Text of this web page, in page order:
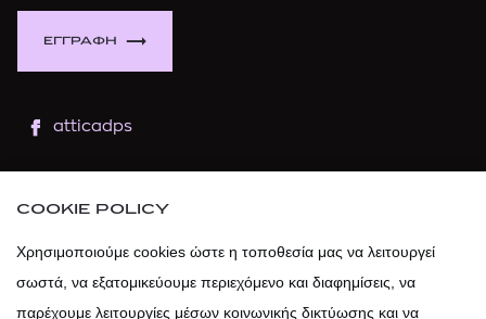
ΕΓΓΡΑΦΗ
atticadps
atticadps
COOKIE POLICY
Χρησιμοποιούμε cookies ώστε η τοποθεσία μας να λειτουργεί
σωστά, να εξατομικεύουμε περιεχόμενο και διαφημίσεις, να
παρέχουμε λειτουργίες μέσων κοινωνικής δικτύωσης και να